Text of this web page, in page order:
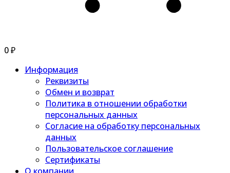
0₽
Информация
Реквизиты
Обмен и возврат
Политика в отношении обработки
персональных данных
Согласие на обработку персональных
данных
Пользовательское соглашение
Сертификаты